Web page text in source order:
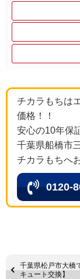
チカラもちは
価格！！
安心の10年保
千葉県船橋市
チカラもちへ
0120-
千葉県松戸市大橋
キュート交換】